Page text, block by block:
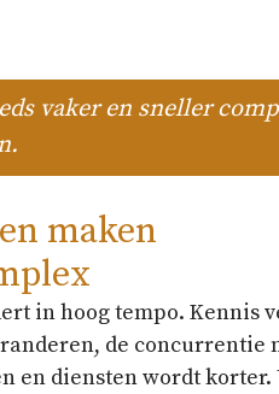
vaker en sneller
maken
in hoog tempo. Kennis
de concurrentie
en diensten wordt korter.